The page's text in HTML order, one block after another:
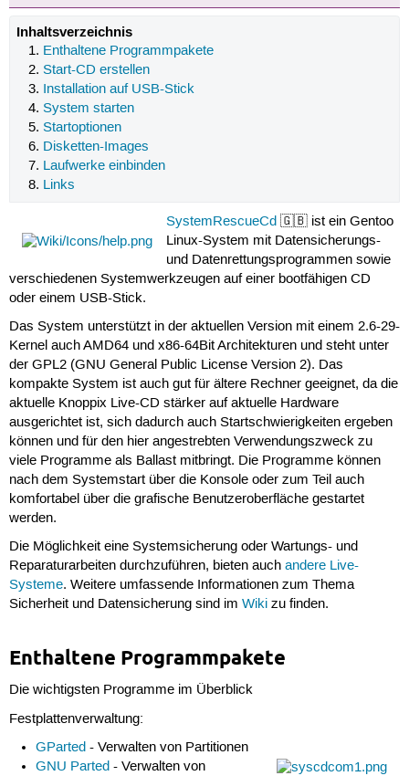
Inhaltsverzeichnis
Enthaltene Programmpakete
Start-CD erstellen
Installation auf USB-Stick
System starten
Startoptionen
Disketten-Images
Laufwerke einbinden
Links
SystemRescueCd 🇬🇧 ist ein Gentoo
Linux-System mit Datensicherungs-
und Datenrettungsprogrammen sowie
verschiedenen Systemwerkzeugen auf einer bootfähigen CD
oder einem USB-Stick.
Das System unterstützt in der aktuellen Version mit einem 2.6-29-
Kernel auch AMD64 und x86-64Bit Architekturen und steht unter
der GPL2 (GNU General Public License Version 2). Das
kompakte System ist auch gut für ältere Rechner geeignet, da die
aktuelle Knoppix Live-CD stärker auf aktuelle Hardware
ausgerichtet ist, sich dadurch auch Startschwierigkeiten ergeben
können und für den hier angestrebten Verwendungszweck zu
viele Programme als Ballast mitbringt. Die Programme können
nach dem Systemstart über die Konsole oder zum Teil auch
komfortabel über die grafische Benutzeroberfläche gestartet
werden.
Die Möglichkeit eine Systemsicherung oder Wartungs- und
Reparaturarbeiten durchzuführen, bieten auch andere Live-
Systeme. Weitere umfassende Informationen zum Thema
Sicherheit und Datensicherung sind im Wikizu finden.
Enthaltene Programmpakete
Die wichtigsten Programme im Überblick
Festplattenverwaltung:
GParted - Verwalten von Partitionen
GNU Parted - Verwalten von